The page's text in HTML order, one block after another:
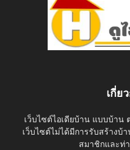
เกี่ย
เว็บไซต์ไอเดียบ้าน แบบบ้า
เว็บไซต์ไม่ได้มีการรับสร้างบ้
สมาชิกและท่